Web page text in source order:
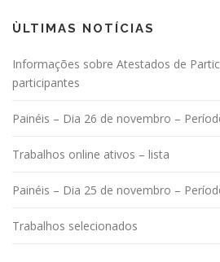
ÙLTIMAS NOTÍCIAS
Informações sobre Atestados de
participantes
Painéis – Dia 26 de novembro –
Trabalhos online ativos – lista
Painéis – Dia 25 de novembro –
Trabalhos selecionados